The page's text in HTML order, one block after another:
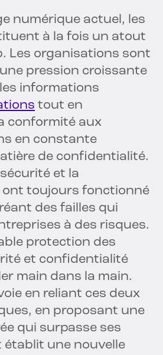
numérique actuel, les
à la fois un atout
Les organisations sont
pression croissante
informations
tout en
conformité aux
en constante
de confidentialité.
et la
toujours fonctionné
des failles qui
à des risques.
protection des
et confidentialité
main dans la main.
en reliant ces deux
en proposant une
qui surpasse ses
une nouvelle